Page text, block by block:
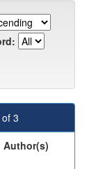
3
Author(s)